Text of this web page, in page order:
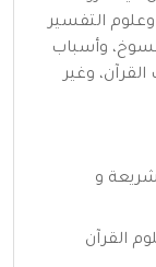
وعلوم التفسير
وأسباب
وغير
و
القرآن